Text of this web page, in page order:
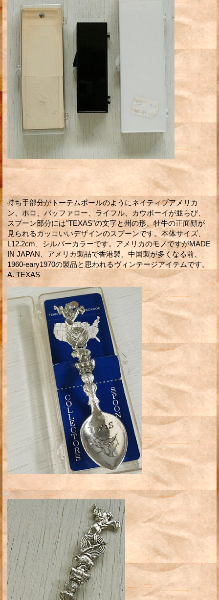
持ち手部分がトーテムポールのようにネイティブアメリカ
ン、ホロ、バッファロー、ライフル、カウボーイが並らび、
スプーン部分には"TEXAS"の文字と州の形、牡牛の正面顔が
見られるカッコいいデザインのスプーンです。本体サイズ、
L12.2cm、シルバーカラーです。アメリカのモノですがMADE
IN JAPAN、アメリカ製品で香港製、中国製が多くなる前、
1960-eary1970の製品と思われるヴィンテージアイテムです。
A. TEXAS